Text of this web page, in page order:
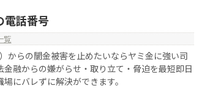
話番号
覧
らの闇金被害を止めたいならヤミ金に強い司
融からの嫌がらせ・取り立て・脅迫を最短即日
にバレずに解決ができます。